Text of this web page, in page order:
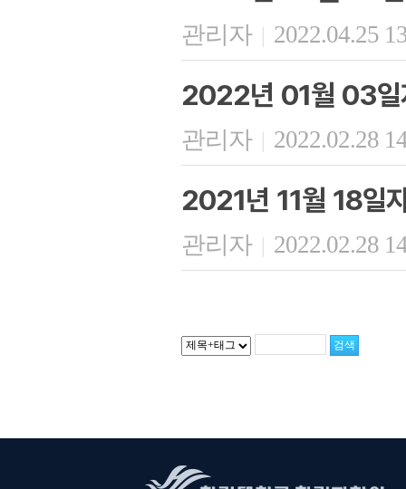
관리자 | 2022.04.25
2022년 01월 03일
관리자 | 2022.02.28
2021년 11월 18일
관리자 | 2022.02.28